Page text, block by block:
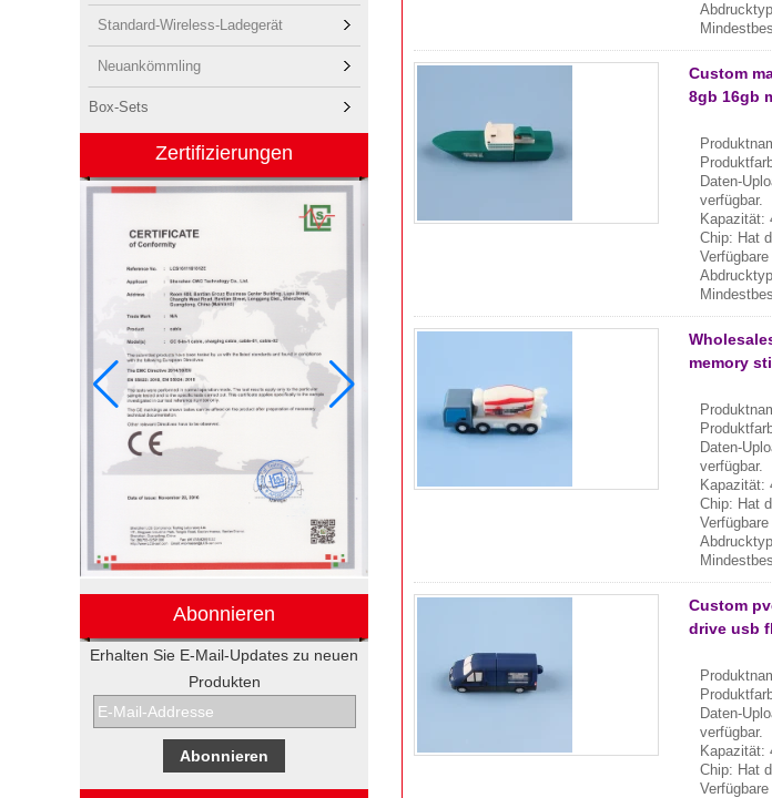
Standard-Wireless-Ladegerät
Neuankömmling
Box-Sets
Zertifizierungen
Abonnieren
Erhalten Sie E-Mail-Updates zu neuen
Produkten
Werbegeschenkboxen von
Pepsi
Custom
8gb 16gb
Daten-
verfügbar.
Kapazität:
Chip: Hat
memory
Daten-
verfügbar.
Kapazität:
Chip: Hat
Custom
drive usb
Daten-
verfügbar.
Kapazität:
Chip: Hat